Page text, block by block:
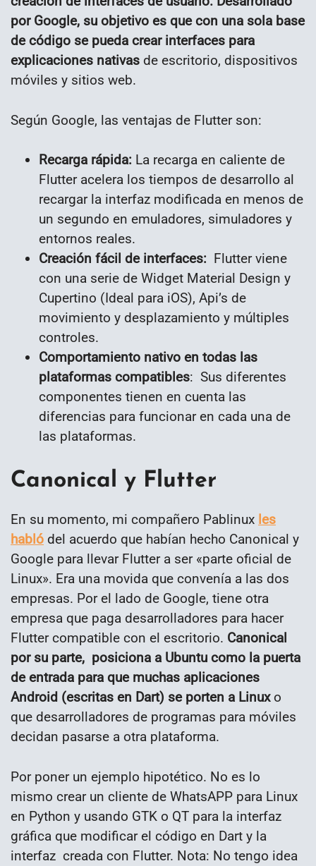
por Google, su objetivo es que con una sola base
de código se pueda crear interfaces para
explicaciones nativas de escritorio, dispositivos
móviles y sitios web.
Según Google, las ventajas de Flutter son:
Recarga rápida: La recarga en caliente de
Flutter acelera los tiempos de desarrollo al
recargar la interfaz modificada en menos de
un segundo en emuladores, simuladores y
entornos reales.
Creación fácil de interfaces: Flutter viene
con una serie de Widget Material Design y
Cupertino (Ideal para iOS), Api’s de
movimiento y desplazamiento y múltiples
controles.
Comportamiento nativo en todas las
plataformas compatibles: Sus diferentes
componentes tienen en cuenta las
diferencias para funcionar en cada una de
las plataformas.
Canonical y Flutter
En su momento, mi compañero Pablinux les
habló del acuerdo que habían hecho Canonical y
Google para llevar Flutter a ser «parte oficial de
Linux». Era una movida que convenía a las dos
empresas. Por el lado de Google, tiene otra
empresa que paga desarrolladores para hacer
Flutter compatible con el escritorio. Canonical
por su parte, posiciona a Ubuntu como la puerta
de entrada para que muchas aplicaciones
Android (escritas en Dart) se porten a Linuxo
que desarrolladores de programas para móviles
decidan pasarse a otra plataforma.
Por poner un ejemplo hipotético. No es lo
mismo crear un cliente de WhatsAPP para Linux
en Python y usando GTK o QT para la interfaz
gráfica que modificar el código en Dart y la
interfaz creada con Flutter. Nota: No tengo idea